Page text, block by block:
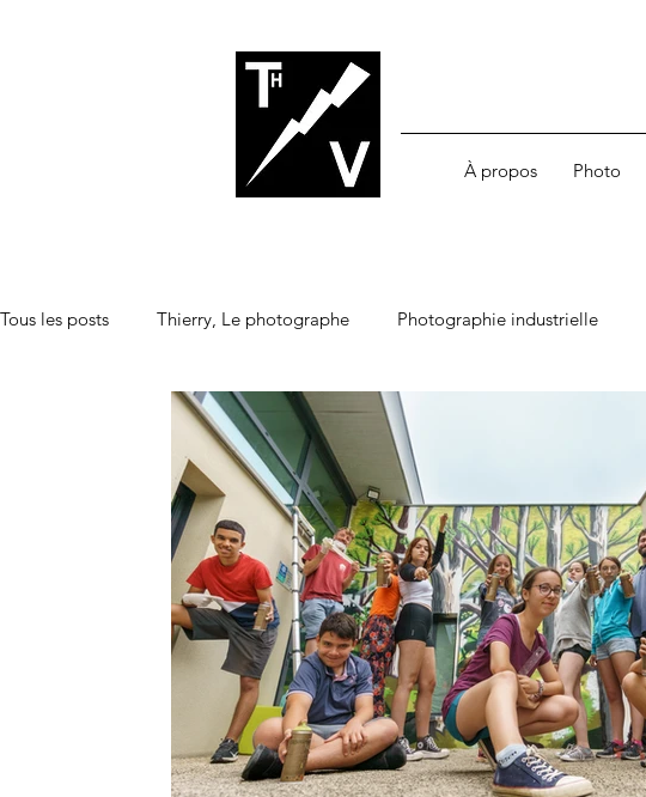
À propos Photo
Tous les posts Thierry, Le photographe Photographie industrielle
Numérique Histoire(s)